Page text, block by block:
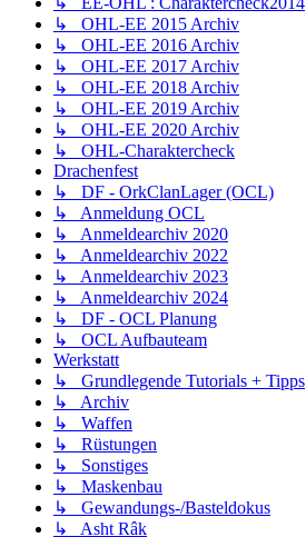
↳ OHL-EE 2015 Archiv
↳ OHL-EE 2016 Archiv
↳ OHL-EE 2017 Archiv
↳ OHL-EE 2018 Archiv
↳ OHL-EE 2019 Archiv
↳ OHL-EE 2020 Archiv
↳ OHL-Charaktercheck
Drachenfest
↳ DF - OrkClanLager (OCL)
↳ Anmeldung OCL
↳ Anmeldearchiv 2020
↳ Anmeldearchiv 2022
↳ Anmeldearchiv 2023
↳ Anmeldearchiv 2024
↳ DF - OCL Planung
↳ OCL Aufbauteam
Werkstatt
↳ Grundlegende Tutorials + Tipps
↳ Archiv
↳ Waffen
↳ Rüstungen
↳ Sonstiges
↳ Maskenbau
↳ Gewandungs-/Basteldokus
↳ Asht Râk